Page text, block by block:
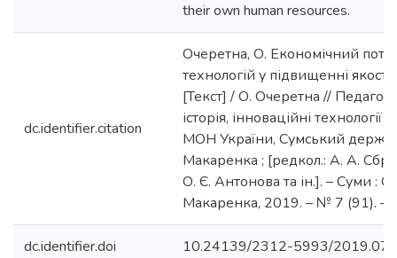
their own human resources.
dc.identifier.citation
Очеретна, О. Економічний
технологій у підвищенні якості
[Текст] / О. Очеретна //
історія, інноваційні
МОН України, Сумський держ.
Макаренка ; [редкол.: А. А.
О. Є. Антонова та ін.]. – Суми :
Макаренка, 2019. – № 7 (91). –
dc.identifier.doi 10.24139/2312-5993/